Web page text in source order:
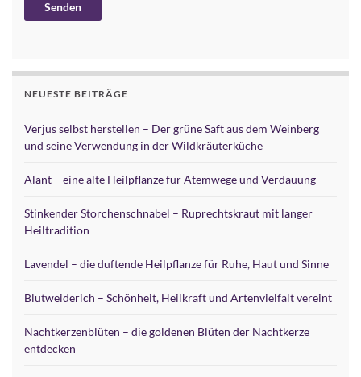
NEUESTE BEITRÄGE
Verjus selbst herstellen – Der grüne Saft aus dem Weinberg
und seine Verwendung in der Wildkräuterküche
Alant – eine alte Heilpflanze für Atemwege und Verdauung
Stinkender Storchenschnabel – Ruprechtskraut mit langer
Heiltradition
Lavendel – die duftende Heilpflanze für Ruhe, Haut und Sinne
Blutweiderich – Schönheit, Heilkraft und Artenvielfalt vereint
Nachtkerzenblüten – die goldenen Blüten der Nachtkerze
entdecken